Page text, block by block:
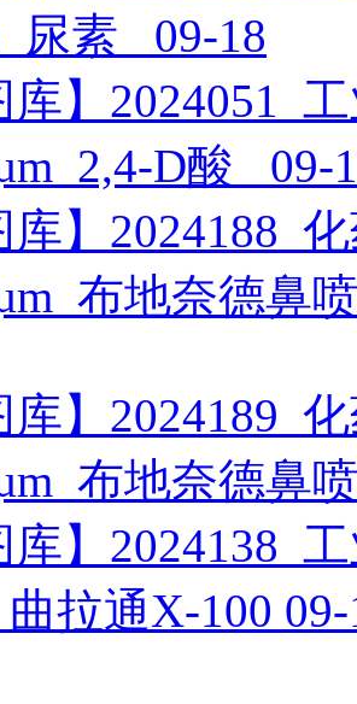
尿素_ 09-18
库】2024051_
D酸_ 09-
库】2024188_
布地奈德鼻
库】2024189_
布地奈德鼻
库】2024138_
曲拉通X-100